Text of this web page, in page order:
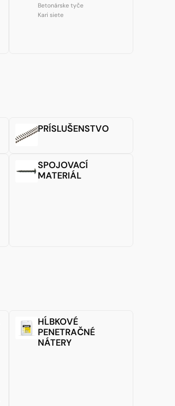
Betonárske tyče
Kari siete
PRÍSLUŠENSTVO
SPOJOVACÍ
MATERIÁL
HĹBKOVÉ
PENETRAČNÉ
NÁTERY